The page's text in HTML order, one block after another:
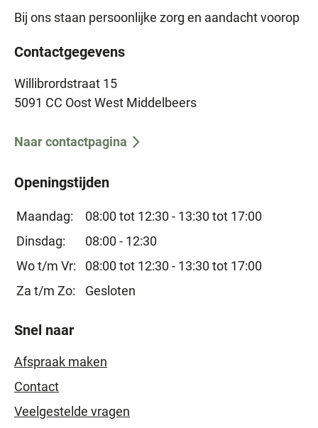
Bij ons staan persoonlijke zorg en aandacht voorop
Contactgegevens
Willibrordstraat 15
5091 CC Oost West Middelbeers
Naar contactpagina
Openingstijden
Maandag: 08:00 tot 12:30 - 13:30 tot 17:00
Dinsdag:
08:00 - 12:30
Wo t/m Vr:
08:00 tot 12:30 - 13:30 tot 17:00
Za t/m Zo:
Gesloten
Snel naar
Afspraak maken
Contact
Veelgestelde vragen